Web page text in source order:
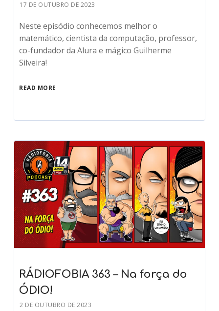
17 DE OUTUBRO DE 2023
Neste episódio conhecemos melhor o
matemático, cientista da computação, professor,
co-fundador da Alura e mágico Guilherme
Silveira!
READ MORE
RÁDIOFOBIA 363 – Na força do
ÓDIO!
2 DE OUTUBRO DE 2023